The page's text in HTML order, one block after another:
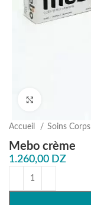
Accueil Soins Corps
Mebo crème
1.260,00 DZ